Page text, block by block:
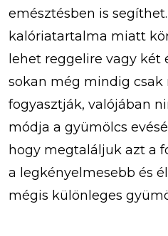
emésztésben is
kalóriatartalma miatt
lehet reggelire vagy két
sokan még mindig csak
fogyasztják, valójában
módja a gyümölcs
hogy megtaláljuk azt a
a legkényelmesebb és
mégis különleges